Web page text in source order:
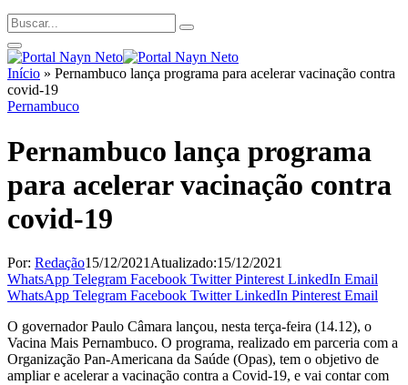
Início » Pernambuco lança programa para acelerar vacinação contra
covid-19
Pernambuco
Pernambuco lança programa
para acelerar vacinação contra
covid-19
Por: Redação15/12/2021 Atualizado:15/12/2021
WhatsApp Telegram Facebook Twitter Pinterest LinkedIn Email
WhatsApp Telegram Facebook Twitter LinkedIn Pinterest Email
O governador Paulo Câmara lançou, nesta terça-feira (14.12), o
Vacina Mais Pernambuco. O programa, realizado em parceria com a
Organização Pan-Americana da Saúde (Opas), tem o objetivo de
ampliar e acelerar a vacinação contra a Covid-19, e vai contar com